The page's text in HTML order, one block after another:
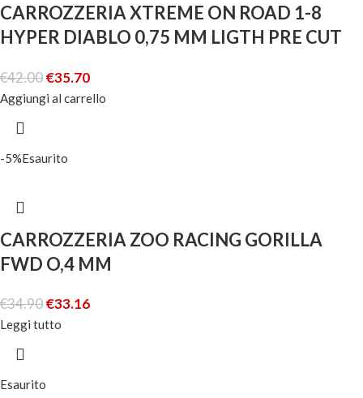
CARROZZERIA XTREME ON ROAD 1-8
HYPER DIABLO 0,75 MM LIGTH PRE CUT
€42.00€35.70
Aggiungi al carrello
-5%Esaurito
CARROZZERIA ZOO RACING GORILLA
FWD O,4 MM
€34.90€33.16
Leggi tutto
Esaurito